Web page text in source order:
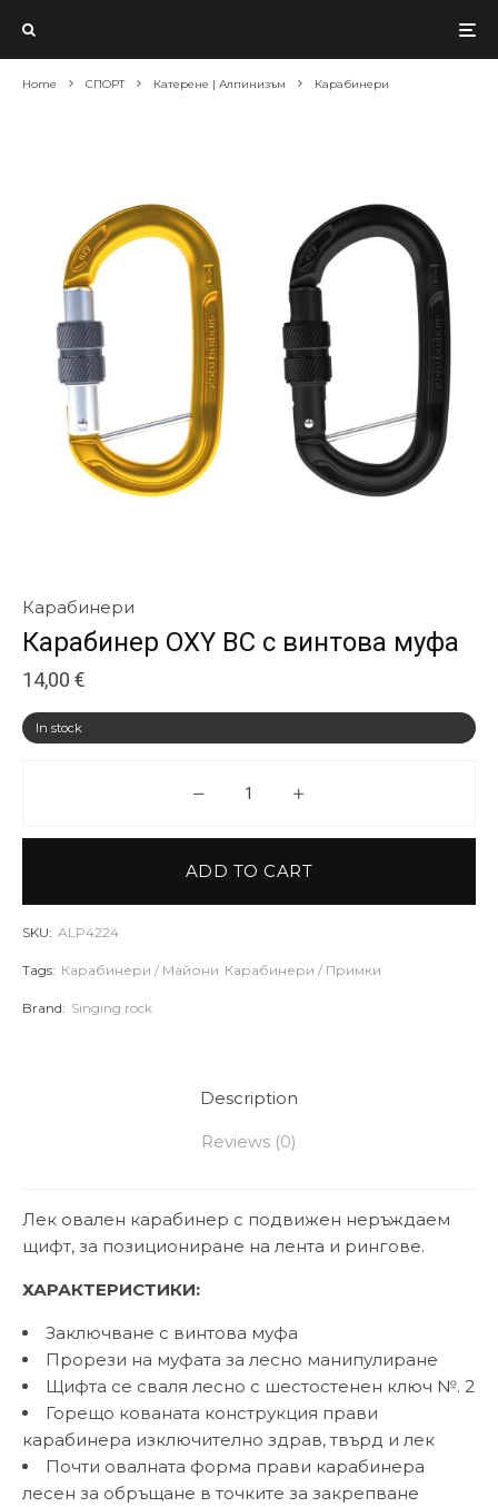
Home СПОРТ Катерене | Алпинизъм Карабинери
Карабинери
Карабинер OXY BC с винтова муфа
14,00 €
In stock
Карабинер OXY BC с винтова
ADD TO CART
SKU: ALP4224
Tags: Карабинери / Майони Карабинери / Примки
Brand: Singing rock
Description
Reviews (0)
Лек овален карабинер с подвижен неръждаем
щифт, за позициониране на лента и рингове.
ХАРАКТЕРИСТИКИ:
Заключване с винтова муфа
Прорези на муфата за лесно манипулиране
Щифта се сваля лесно с шестостенен ключ №. 2
Горещо кованата конструкция прави
карабинера изключително здрав, твърд и лек
Почти овалната форма прави карабинера
лесен за обръщане в точките за закрепване